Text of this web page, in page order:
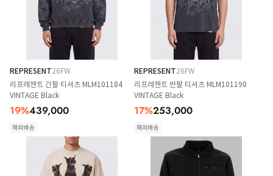
REPRESENT26FW
리프레젠트 긴팔 티셔츠 MLM101184
VINTAGE Black
19%439,000
해외배송
REPRESENT26FW
리프레젠트 반팔 티셔츠 MLM101190
VINTAGE Black
17%253,000
해외배송